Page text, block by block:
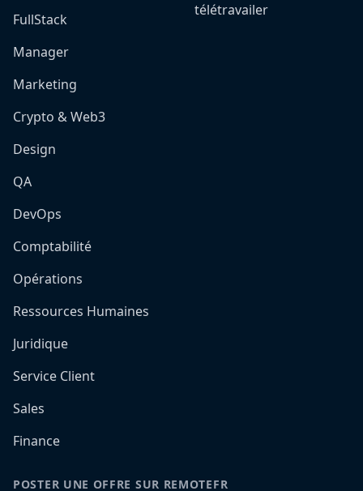
FullStack
Manager
Marketing
Crypto & Web3
Design
QA
DevOps
Comptabilité
Opérations
Ressources Humaines
Juridique
Service Client
Sales
Finance
télétravailer
POSTER UNE OFFRE SUR REMOTEFR